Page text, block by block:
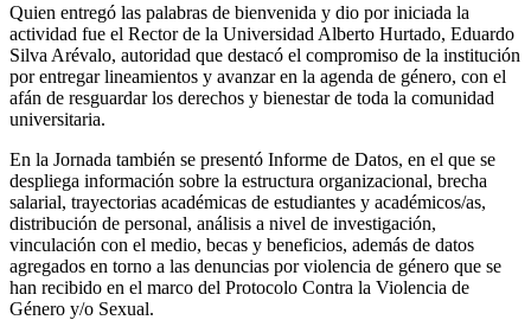
Quien entregó las palabras de bienvenida y dio por iniciada la
actividad fue el Rector de la Universidad Alberto Hurtado, Eduardo
Silva Arévalo, autoridad que destacó el compromiso de la institución
por entregar lineamientos y avanzar en la agenda de género, con el
afán de resguardar los derechos y bienestar de toda la comunidad
universitaria.
En la Jornada también se presentó Informe de Datos, en el que se
despliega información sobre la estructura organizacional, brecha
salarial, trayectorias académicas de estudiantes y académicos/as,
distribución de personal, análisis a nivel de investigación,
vinculación con el medio, becas y beneficios, además de datos
agregados en torno a las denuncias por violencia de género que se
han recibido en el marco del Protocolo Contra la Violencia de
Género y/o Sexual.